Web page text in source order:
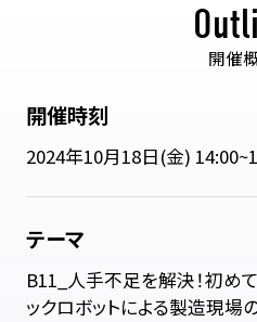
開催
開催時刻
2024年10月18日(金)
テーマ
B11_人手不足を解決！初め
ックロボットによる製造現場